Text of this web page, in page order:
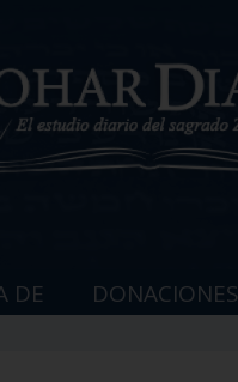
DE DONACIONES